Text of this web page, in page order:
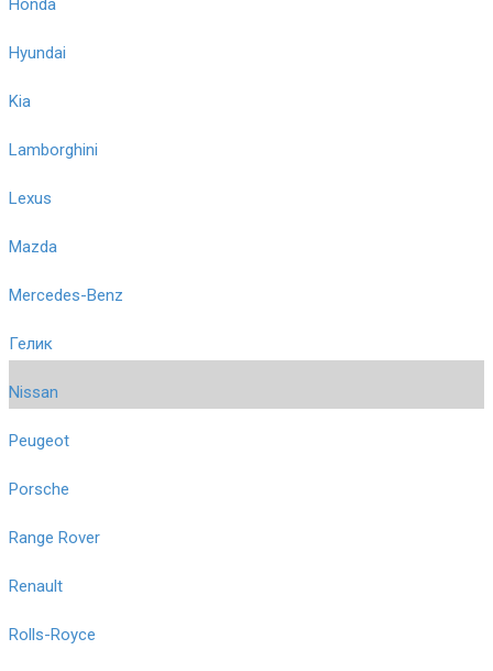
Honda
Hyundai
Kia
Lamborghini
Lexus
Mazda
Mercedes-Benz
Гелик
Nissan
Peugeot
Porsche
Range Rover
Renault
Rolls-Royce